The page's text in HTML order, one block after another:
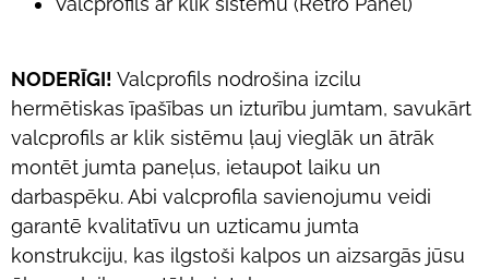
NODERĪGI! Valcprofils nodrošina izcilu
hermētiskas īpašības un izturību jumtam, savukārt
valcprofils ar klik sistēmu ļauj vieglāk un ātrāk
montēt jumta paneļus, ietaupot laiku un
darbaspēku. Abi valcprofila savienojumu veidi
garantē kvalitatīvu un uzticamu jumta
konstrukciju, kas ilgstoši kalpos un aizsargās jūsu